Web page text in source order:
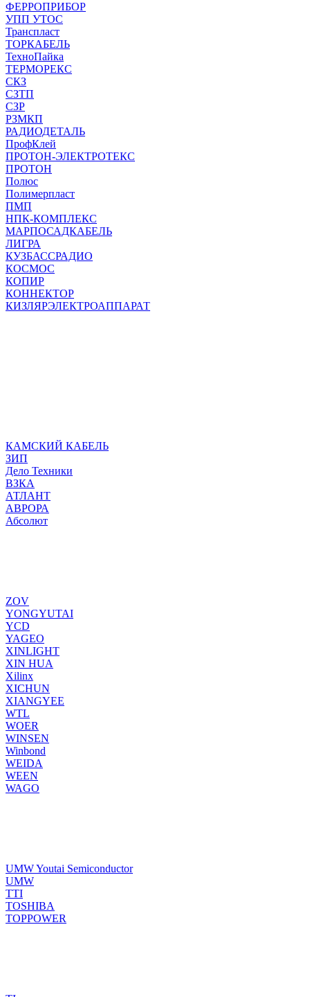
ФЕРРОПРИБОР
УПП УТОС
Транспласт
ТОРКАБЕЛЬ
ТехноПайка
ТЕРМОРЕКС
СКЗ
СЗТП
СЗР
РЗМКП
РАДИОДЕТАЛЬ
ПрофКлей
ПРОТОН-ЭЛЕКТРОТЕКС
ПРОТОН
Полюс
Полимерпласт
ПМП
НПК-КОМПЛЕКС
МАРПОСАДКАБЕЛЬ
ЛИГРА
КУЗБАССРАДИО
КОСМОС
КОПИР
КОННЕКТОР
КИЗЛЯРЭЛЕКТРОАППАРАТ
КАМСКИЙ КАБЕЛЬ
ЗИП
Дело Техники
ВЗКА
АТЛАНТ
АВРОРА
Абсолют
ZOV
YONGYUTAI
YCD
YAGEO
XINLIGHT
XIN HUA
Xilinx
XICHUN
XIANGYEE
WTL
WOER
WINSEN
Winbond
WEIDA
WEEN
WAGO
UMW Youtai Semiconductor
UMW
TTI
TOSHIBA
TOPPOWER